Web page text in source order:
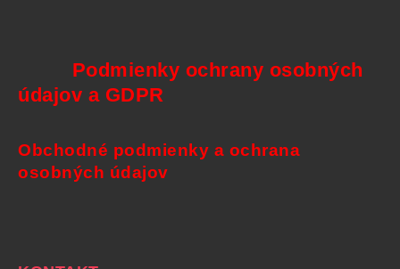
Podmienky ochrany osobných
údajov a GDPR
Obchodné podmienky a ochrana
osobných údajov